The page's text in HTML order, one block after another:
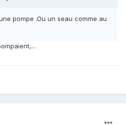
pompe .Ou un seau comme au